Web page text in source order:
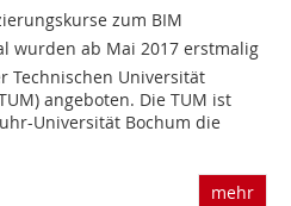
zum BIM
wurden ab Mai 2017 erstmalig
Technischen Universität
angeboten. Die TUM ist
Universität Bochum die
mehr